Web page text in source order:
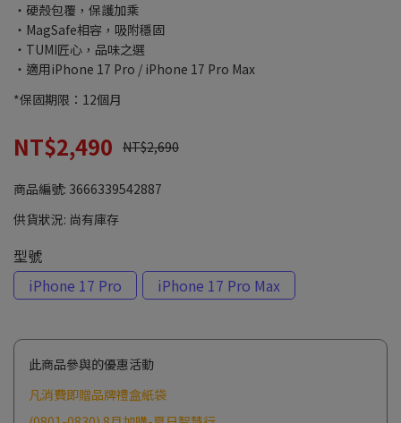
・硬殼包覆，保護加乘
・MagSafe相容，吸附穩固
・TUMI匠心，品味之選
・適用iPhone 17 Pro / iPhone 17 Pro Max
*保固期限：12個月
NT$2,490 NT$2,690
商品編號: 3666339542887
供貨狀況: 尚有庫存
型號
iPhone 17 Pro
iPhone 17 Pro Max
此商品參與的優惠活動
凡消費即贈品牌禮盒紙袋